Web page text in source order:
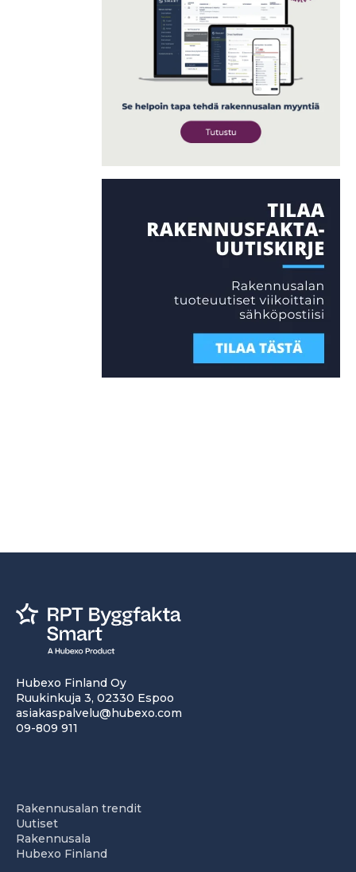
Hubexo Finland Oy
Ruukinkuja 3, 02330 Espoo
asiakaspalvelu@hubexo.com
09-809 911
Rakennusalan trendit
Uutiset
Rakennusala
Hubexo Finland